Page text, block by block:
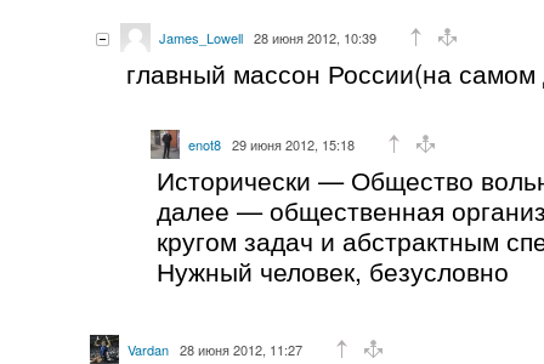
James_Lowell 28 июня 2012, 10:39
главный массон России(на самом
enot8 29 июня 2012, 15:18
Исторически — Общество
далее — общественная
кругом задач и абстрактным
Нужный человек, безусловно
Vardan 28 июня 2012, 11:27